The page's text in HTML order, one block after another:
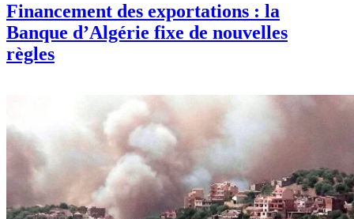
Financement des exportations : la
Banque d’Algérie fixe de nouvelles
règles